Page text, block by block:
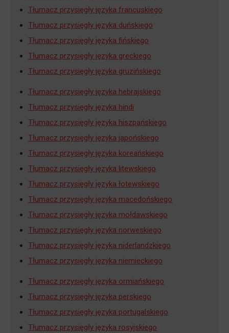
Tłumacz przysięgły języka francuskiego
Tłumacz przysięgły języka duńskiego
Tłumacz przysięgły języka fińskiego
Tłumacz przysięgły języka greckiego
Tłumacz przysięgły języka gruzińskiego
Tłumacz przysięgły języka hebrajskiego
Tłumacz przysięgły języka hindi
Tłumacz przysięgły języka hiszpańskiego
Tłumacz przysięgły języka japońskiego
Tłumacz przysięgły języka koreańskiego
Tłumacz przysięgły języka litewskiego
Tłumacz przysięgły języka łotewskiego
Tłumacz przysięgły języka macedońskiego
Tłumacz przysięgły języka mołdawskiego
Tłumacz przysięgły języka norweskiego
Tłumacz przysięgły języka niderlandzkiego
Tłumacz przysięgły języka niemieckiego
Tłumacz przysięgły języka ormiańskiego
Tłumacz przysięgły języka perskiego
Tłumacz przysięgły języka portugalskiego
Tłumacz przysięgły języka rosyjskiego